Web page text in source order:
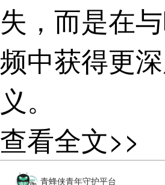
失，而是在
频中获得更
义。
青春的价
查看全文>>
青蜂侠青年守护平台